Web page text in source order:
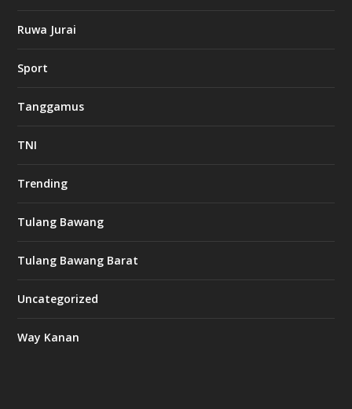
Ruwa Jurai
Sport
Tanggamus
TNI
Trending
Tulang Bawang
Tulang Bawang Barat
Uncategorized
Way Kanan